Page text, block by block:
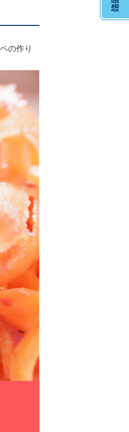
の作り